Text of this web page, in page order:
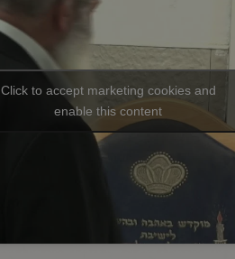
Click to accept marketing cookies and
enable this content